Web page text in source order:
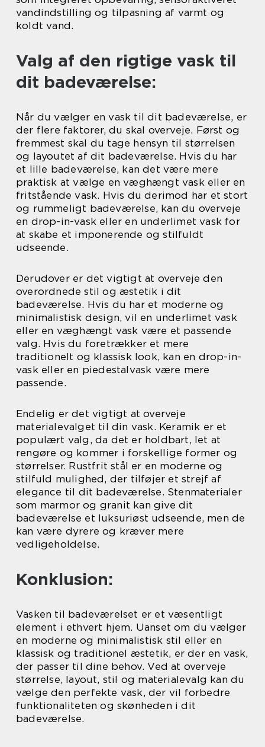
vandindstilling og tilpasning af varmt og
koldt vand.
Valg af den rigtige vask til
dit badeværelse:
Når du vælger en vask til dit badeværelse, er
der flere faktorer, du skal overveje. Først og
fremmest skal du tage hensyn til størrelsen
og layoutet af dit badeværelse. Hvis du har
et lille badeværelse, kan det være mere
praktisk at vælge en væghængt vask eller en
fritstående vask. Hvis du derimod har et stort
og rummeligt badeværelse, kan du overveje
en drop-in-vask eller en underlimet vask for
at skabe et imponerende og stilfuldt
udseende.
Derudover er det vigtigt at overveje den
overordnede stil og æstetik i dit
badeværelse. Hvis du har et moderne og
minimalistisk design, vil en underlimet vask
eller en væghængt vask være et passende
valg. Hvis du foretrækker et mere
traditionelt og klassisk look, kan en drop-in-
vask eller en piedestalvask være mere
passende.
Endelig er det vigtigt at overveje
materialevalget til din vask. Keramik er et
populært valg, da det er holdbart, let at
rengøre og kommer i forskellige former og
størrelser. Rustfrit stål er en moderne og
stilfuld mulighed, der tilføjer et strejf af
elegance til dit badeværelse. Stenmaterialer
som marmor og granit kan give dit
badeværelse et luksuriøst udseende, men de
kan være dyrere og kræver mere
vedligeholdelse.
Konklusion:
Vasken til badeværelset er et væsentligt
element i ethvert hjem. Uanset om du vælger
en moderne og minimalistisk stil eller en
klassisk og traditionel æstetik, er der en vask,
der passer til dine behov. Ved at overveje
størrelse, layout, stil og materialevalg kan du
vælge den perfekte vask, der vil forbedre
funktionaliteten og skønheden i dit
badeværelse.